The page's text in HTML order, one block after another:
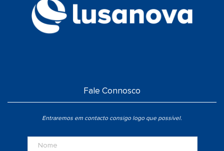
Fale Connosco
Entraremos em contacto consigo logo que possível.